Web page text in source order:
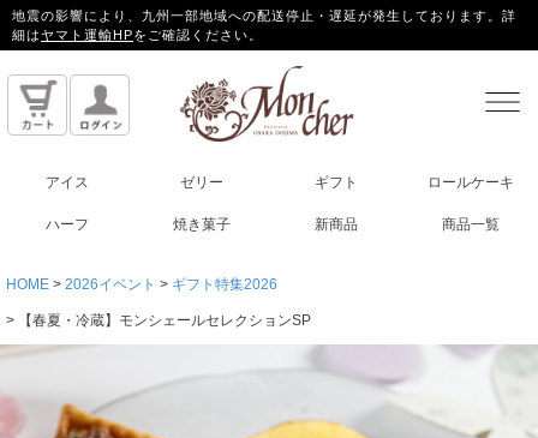
地震の影響により、九州一部地域への配送停止・遅延が発生しております。詳
細はヤマト運輸HPをご確認ください。
アイス ゼリー ギフト ロールケーキ
ハーフ 焼き菓子 新商品 商品一覧
HOME 2026イベント ギフト特集2026
【春夏・冷蔵】モンシェールセレクションSP